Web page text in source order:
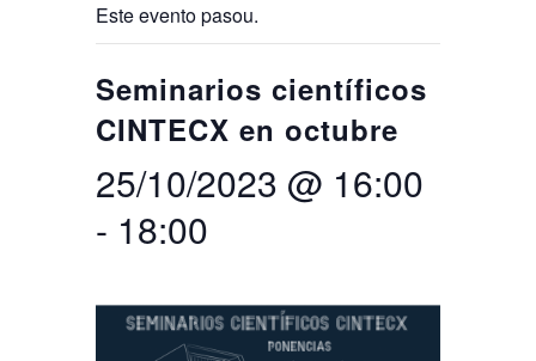
Comunicación
Igualdade
EN Search
Buscar
por:
BUSCAR
TwitterInstagramYoutubeLinkedin
Este evento pasou.
Seminarios científicos
CINTECX en octubre
25/10/2023 @ 16:00
- 18:00